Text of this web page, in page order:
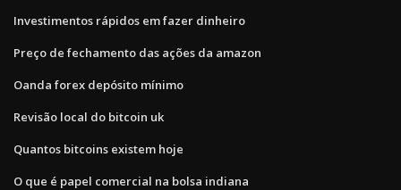
Investimentos rápidos em fazer dinheiro
Preço de fechamento das ações da amazon
Oanda forex depósito mínimo
Revisão local do bitcoin uk
Quantos bitcoins existem hoje
O que é papel comercial na bolsa indiana